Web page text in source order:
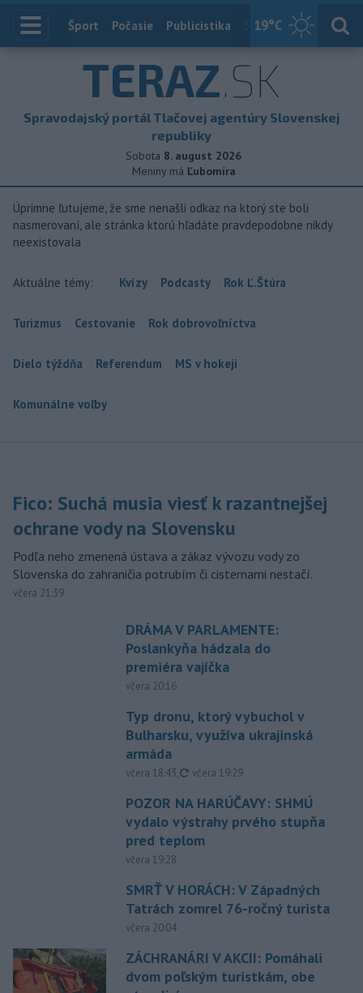
19°C
Index
Šport Počasie Publicistika Slovensko
TERAZ.SK
Spravodajský portál Tlačovej agentúry Slovenskej
republiky
Sobota 8. august 2026
Meniny má Ľubomíra
Úprimne ľutujeme, že sme nenašli odkaz na ktorý ste boli
nasmerovaní, ale stránka ktorú hľadáte pravdepodobne nikdy
neexistovala
Aktuálne témy: Kvízy Podcasty Rok Ľ.Štúra
Turizmus Cestovanie Rok dobrovoľníctva
Dielo týždňa Referendum MS v hokeji
Komunálne voľby
Fico: Suchá musia viesť k razantnejšej
ochrane vody na Slovensku
Podľa neho zmenená ústava a zákaz vývozu vody zo
Slovenska do zahraničia potrubím či cisternami nestačí.
včera 21:39
DRÁMA V PARLAMENTE:
Poslankyňa hádzala do
premiéra vajíčka
včera 20:16
Typ dronu, ktorý vybuchol v
Bulharsku, využíva ukrajinská
armáda
včera 18:43, aktualizované
včera 19:29
POZOR NA HARÚČAVY: SHMÚ
vydalo výstrahy prvého stupňa
pred teplom
včera 19:28
SMRŤ V HORÁCH: V Západných
Tatrách zomrel 76-ročný turista
včera 20:04
ZÁCHRANÁRI V AKCII: Pomáhali
dvom poľským turistkám, obe